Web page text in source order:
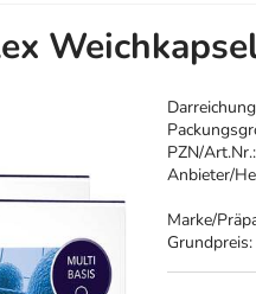
PZN/Art.Nr.:
Anbieter/
Marke/
Grundpreis: